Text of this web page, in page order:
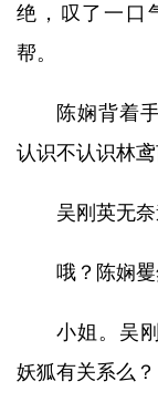
绝，叹了一口
帮。
陈娴背着
认识不认识林鸢
吴刚英无
哦？陈娴
小姐。吴
妖狐有关系么？